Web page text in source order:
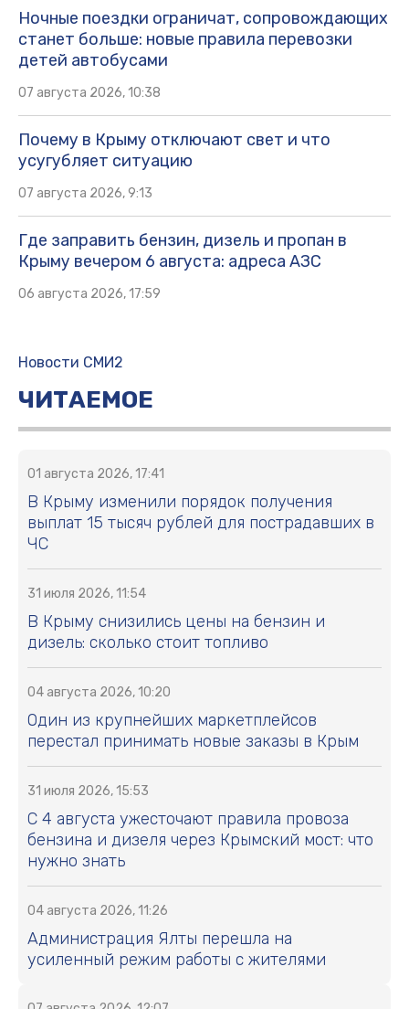
Ночные поездки ограничат, сопровождающих
станет больше: новые правила перевозки
детей автобусами
07 августа 2026, 10:38
Почему в Крыму отключают свет и что
усугубляет ситуацию
07 августа 2026, 9:13
Где заправить бензин, дизель и пропан в
Крыму вечером 6 августа: адреса АЗС
06 августа 2026, 17:59
Новости СМИ2
ЧИТАЕМОЕ
01 августа 2026, 17:41
В Крыму изменили порядок получения
выплат 15 тысяч рублей для пострадавших в
ЧС
31 июля 2026, 11:54
В Крыму снизились цены на бензин и
дизель: сколько стоит топливо
04 августа 2026, 10:20
Один из крупнейших маркетплейсов
перестал принимать новые заказы в Крым
31 июля 2026, 15:53
С 4 августа ужесточают правила провоза
бензина и дизеля через Крымский мост: что
нужно знать
04 августа 2026, 11:26
Администрация Ялты перешла на
усиленный режим работы с жителями